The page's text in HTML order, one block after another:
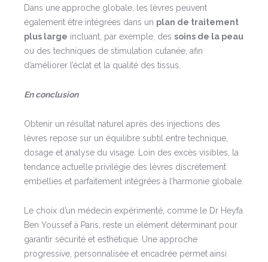
Dans une approche globale, les lèvres peuvent
également être intégrées dans un plan de traitement
plus large incluant, par exemple, des soins de la peau
ou des techniques de stimulation cutanée, afin
d’améliorer l’éclat et la qualité des tissus.
En conclusion
Obtenir un résultat naturel après des injections des
lèvres repose sur un équilibre subtil entre technique,
dosage et analyse du visage. Loin des excès visibles, la
tendance actuelle privilégie des lèvres discrètement
embellies et parfaitement intégrées à l’harmonie globale.
Le choix d’un médecin expérimenté, comme le Dr Heyfa
Ben Youssef à Paris, reste un élément déterminant pour
garantir sécurité et esthétique. Une approche
progressive, personnalisée et encadrée permet ainsi